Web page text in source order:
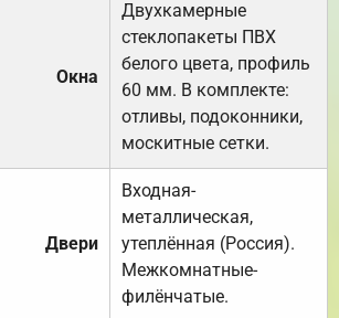
Окна
Двухкамерные
стеклопакеты ПВХ
белого цвета, профиль
60 мм. В комплекте:
отливы, подоконники,
москитные сетки.
Двери
Входная-
металлическая,
утеплённая (Россия).
Межкомнатные-
филёнчатые.